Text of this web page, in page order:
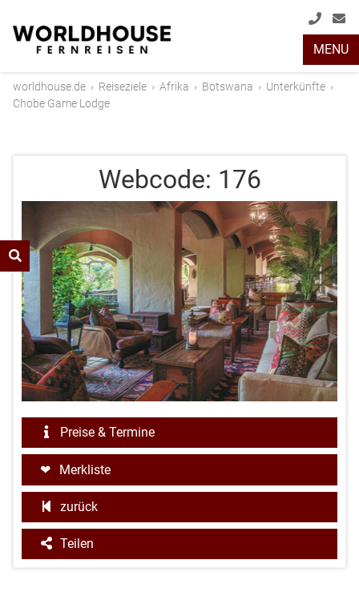
+49
(0)
2048
MENU
worldhouse.de › Reiseziele › Afrika › Botswana › Unterkünfte ›
Chobe Game Lodge
Webcode: 176
Preise & Termine
Merkliste
zurück
Teilen